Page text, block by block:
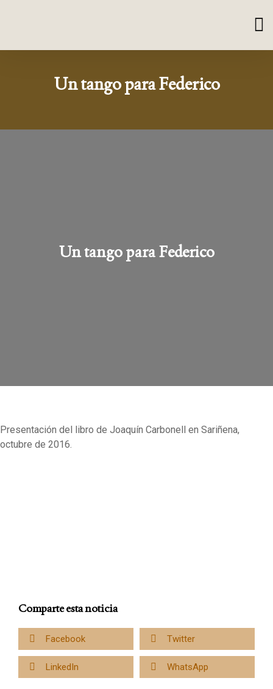
Un tango para Federico
Un tango para Federico
Presentación del libro de Joaquín Carbonell en Sariñena,
octubre de 2016.
Comparte esta noticia
Facebook Twitter
LinkedIn WhatsApp